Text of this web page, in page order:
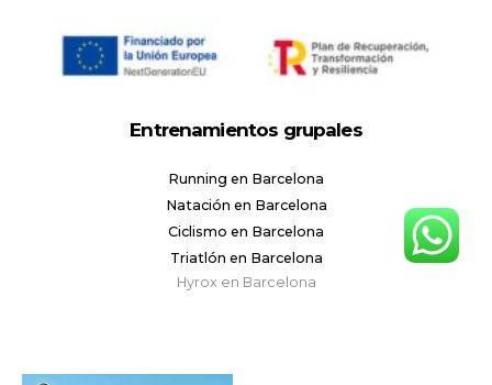
Entrenamientos grupales
Running en Barcelona
Natación en Barcelona
Ciclismo en Barcelona
Triatlón en Barcelona
Hyrox en Barcelona